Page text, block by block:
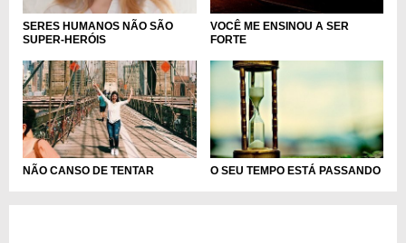
SERES HUMANOS NÃO SÃO
SUPER-HERÓIS
VOCÊ ME ENSINOU A SER
FORTE
NÃO CANSO DE TENTAR O SEU TEMPO ESTÁ PASSANDO